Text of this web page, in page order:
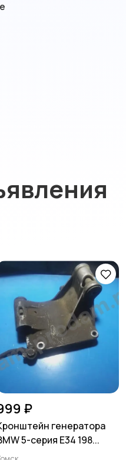
₽
генератора
5-серия E34 198...